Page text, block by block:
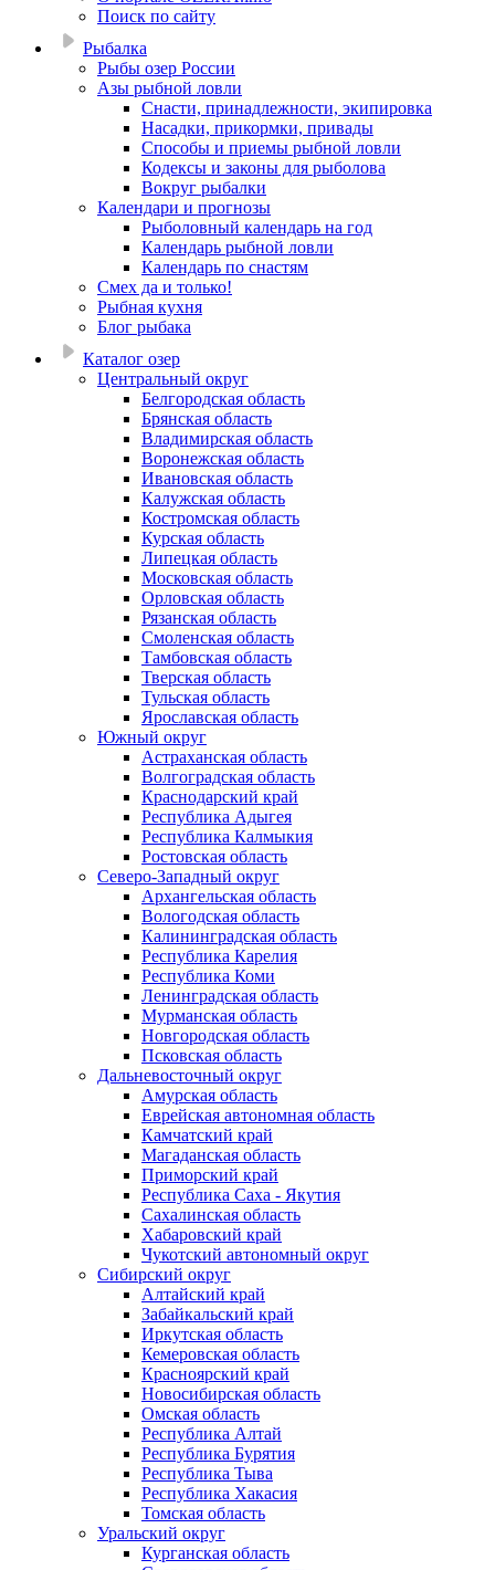
Поиск по сайту
Рыбалка
Рыбы озер России
Азы рыбной ловли
Снасти, принадлежности, экипировка
Насадки, прикормки, привады
Способы и приемы рыбной ловли
Кодексы и законы для рыболова
Вокруг рыбалки
Календари и прогнозы
Рыболовный календарь на год
Календарь рыбной ловли
Календарь по снастям
Смех да и только!
Рыбная кухня
Блог рыбака
Каталог озер
Центральный округ
Белгородская область
Брянская область
Владимирская область
Воронежская область
Ивановская область
Калужская область
Костромская область
Курская область
Липецкая область
Московская область
Орловская область
Рязанская область
Смоленская область
Тамбовская область
Тверская область
Тульская область
Ярославская область
Южный округ
Астраханская область
Волгоградская область
Краснодарский край
Республика Адыгея
Республика Калмыкия
Ростовская область
Северо-Западный округ
Архангельская область
Вологодская область
Калининградская область
Республика Карелия
Республика Коми
Ленинградская область
Мурманская область
Новгородская область
Псковская область
Дальневосточный округ
Амурская область
Еврейская автономная область
Камчатский край
Магаданская область
Приморский край
Республика Саха - Якутия
Сахалинская область
Хабаровский край
Чукотский автономный округ
Сибирский округ
Алтайский край
Забайкальский край
Иркутская область
Кемеровская область
Красноярский край
Новосибирская область
Омская область
Республика Алтай
Республика Бурятия
Республика Тыва
Республика Хакасия
Томская область
Уральский округ
Курганская область